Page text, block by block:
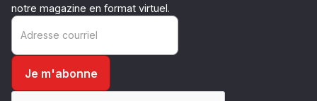
notre magazine en format virtuel.